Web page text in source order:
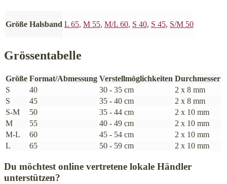
Größe Halsband L 65, M 55, M/L 60, S 40, S 45, S/M 50
Grössentabelle
Größe Format/Abmessung Verstellmöglichkeiten Durchmesser
S
40 30 - 35 cm
2 x 8 mm
S
45 35 - 40 cm
2 x 8 mm
S-M
50 35 - 44 cm
2 x 10 mm
M
55 40 - 49 cm
2 x 10 mm
M-L
60 45 - 54 cm
2 x 10 mm
L
65 50 - 59 cm 2 x 10 mm
Du möchtest online vertretene lokale Händler
unterstützen?